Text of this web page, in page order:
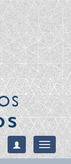
Toggle